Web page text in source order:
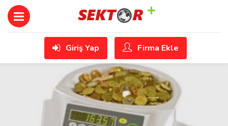
Giriş Yap Firma Ekle